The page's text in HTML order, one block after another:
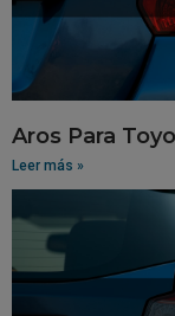
Aros Para
Leer más »